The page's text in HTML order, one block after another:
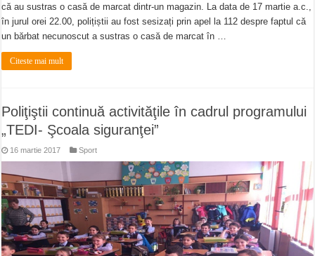
că au sustras o casă de marcat dintr-un magazin. La data de 17 martie a.c.,
în jurul orei 22.00, polițiștii au fost sesizați prin apel la 112 despre faptul că
un bărbat necunoscut a sustras o casă de marcat în …
Citeste mai mult
Poliţiştii continuă activităţile în cadrul programului
„TEDI- Şcoala siguranţei”
16 martie 2017 Sport